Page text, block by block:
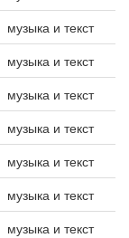
музыка и текст
музыка и текст
музыка и текст
музыка и текст
музыка и текст
музыка и текст
музыка и текст